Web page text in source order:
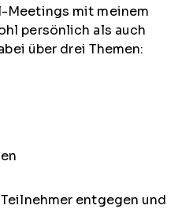
Meetings mit meinem
persönlich als auch
über drei Themen:
entgegen und